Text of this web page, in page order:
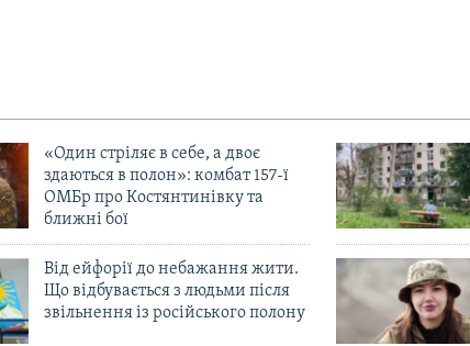
«Один стріляє в себе, а двоє
здаються в полон»: комбат 157-ї
ОМБр про Костянтинівку та
ближні бої
Від ейфорії до небажання жити.
Що відбувається з людьми після
звільнення із російського полону